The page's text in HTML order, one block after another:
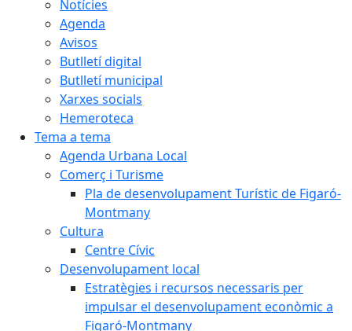
Notícies
Agenda
Avisos
Butlletí digital
Butlletí municipal
Xarxes socials
Hemeroteca
Tema a tema
Agenda Urbana Local
Comerç i Turisme
Pla de desenvolupament Turístic de Figaró-
Montmany
Cultura
Centre Cívic
Desenvolupament local
Estratègies i recursos necessaris per
impulsar el desenvolupament econòmic a
Figaró-Montmany